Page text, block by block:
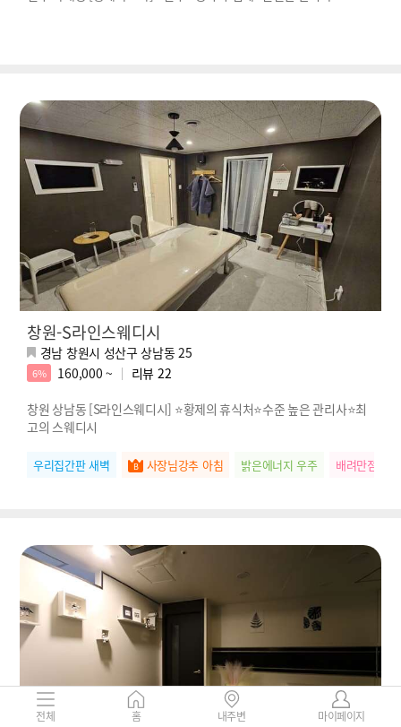
창원-S라인스웨디시
경남 창원시 성산구 상남동 25
6% 160,000 ~ 리뷰 22
창원 상남동 [S라인스웨디시] ⭐황제의 휴식처⭐수준 높은 관리사⭐최
고의 스웨디시
우리집간판 새벽 사장님강추 아침 밝은에너지 우주 배려만점 하나
전체 홈 내주변 마이페이지